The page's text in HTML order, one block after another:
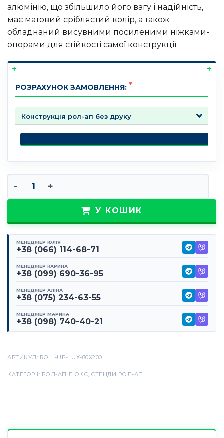
алюмінію, що збільшило його вагу і надійність,
має матовий сріблястий колір, а також
обладнаний висувними посиленими ніжками-
опорами для стійкості самої конструкції.
РОЗРАХУНОК ЗАМОВЛЕННЯ:
У КОШИК
МЕНЕДЖЕР ЮЛІЯ
+38 (066) 114-68-71
МЕНЕДЖЕР КАРИНА
+38 (099) 690-36-95
МЕНЕДЖЕР АЛІНА
+38 (075) 234-63-55
МЕНЕДЖЕР МАРИНА
+38 (098) 740-40-21
АРТИКУЛ: ROLL-UP-LUX-80X200
КАТЕГОРІЇ: РОЛ-АП ЛЮКС, СТЕНДИ РОЛ-АП